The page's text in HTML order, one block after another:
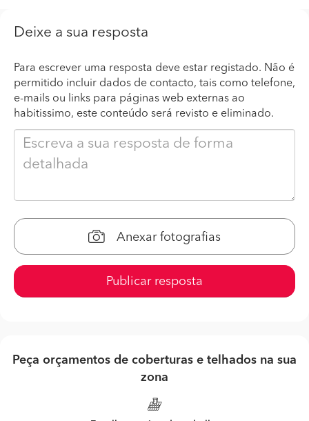
Deixe a sua resposta
Para escrever uma resposta deve estar registado. Não é
permitido incluir dados de contacto, tais como telefone,
e-mails ou links para páginas web externas ao
habitissimo, este conteúdo será revisto e eliminado.
Anexar fotografias
Publicar resposta
Peça orçamentos de coberturas e telhados na sua
zona